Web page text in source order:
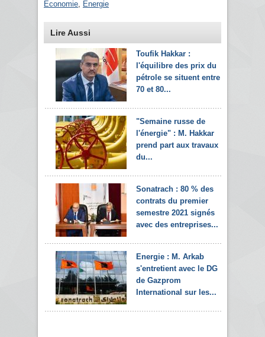
Economie Energie
Lire Aussi
Toufik Hakkar :
l'équilibre des prix du
pétrole se situent entre
70 et 80...
"Semaine russe de
l'énergie" : M. Hakkar
prend part aux travaux
du...
Sonatrach : 80 % des
contrats du premier
semestre 2021 signés
avec des entreprises...
Energie : M. Arkab
s'entretient avec le DG
de Gazprom
International sur les...